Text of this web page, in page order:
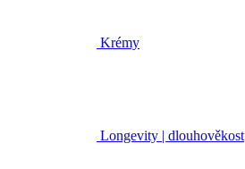
Krémy
Longevity | dlouhověkost